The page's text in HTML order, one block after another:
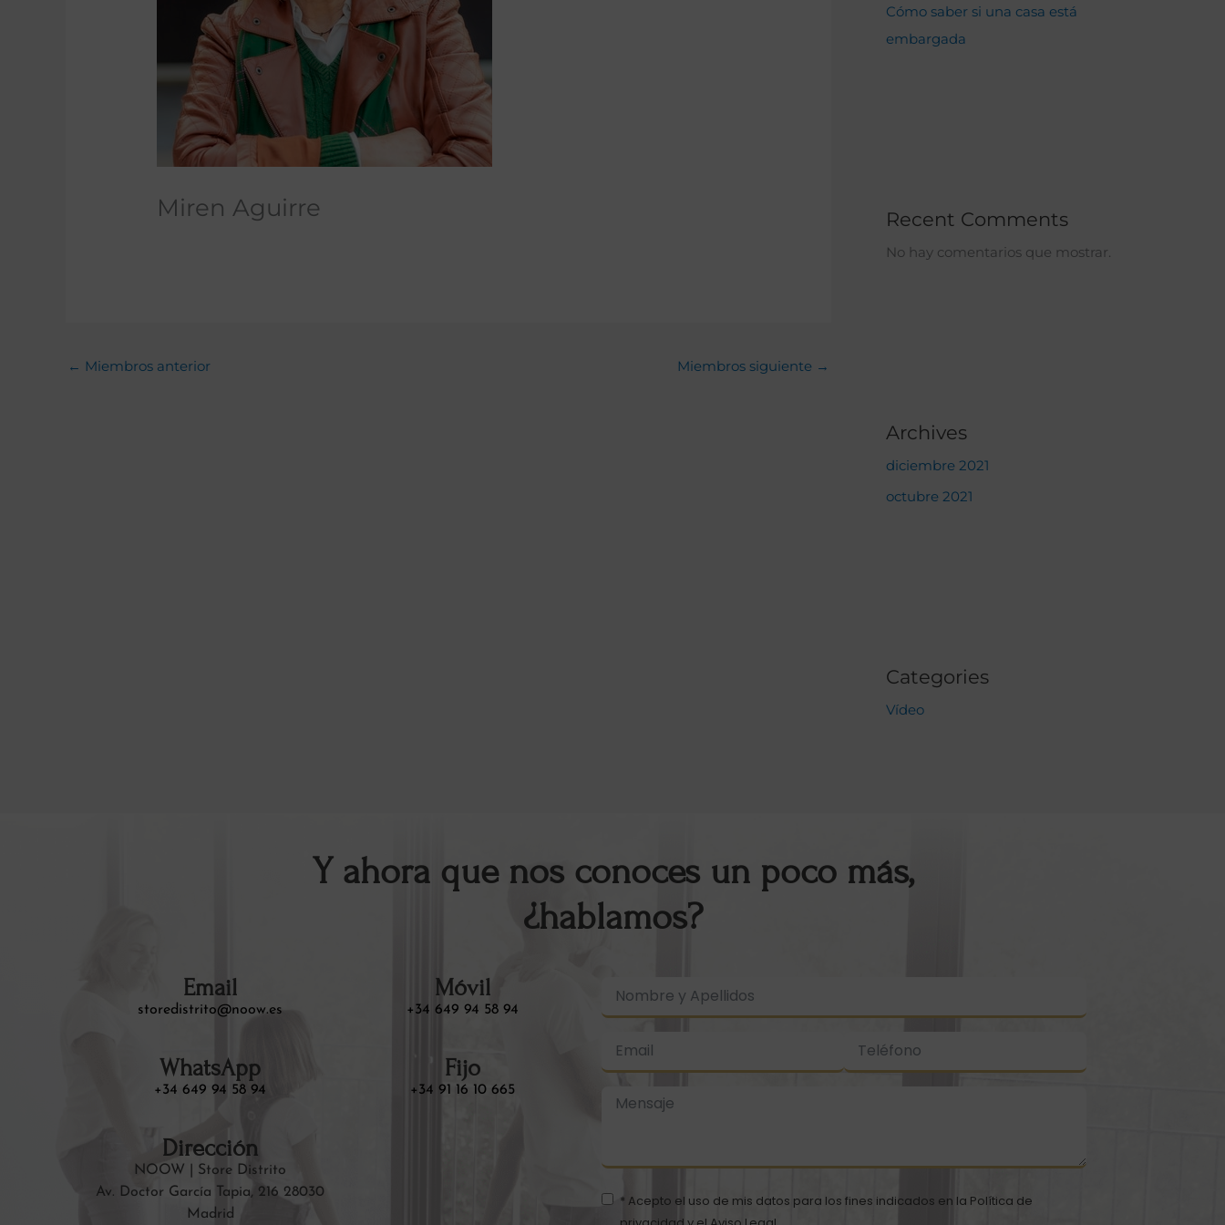
Miren Aguirre
← Miembros anterior Miembros siguiente →
Cómo saber si una casa está
embargada
Recent Comments
No hay comentarios que mostrar.
Archives
diciembre 2021
octubre 2021
Categories
Vídeo
Y ahora que nos conoces un poco más,
¿hablamos?
Email
storedistrito@noow.es
WhatsApp
+34 649 94 58 94
Dirección
NOOW | Store Distrito
Av. Doctor García Tapia, 216 28030
Madrid
Móvil
+34 649 94 58 94
Fijo
+34 91 16 10 665
* Acepto el uso de mis datos para los fines indicados en la Política de